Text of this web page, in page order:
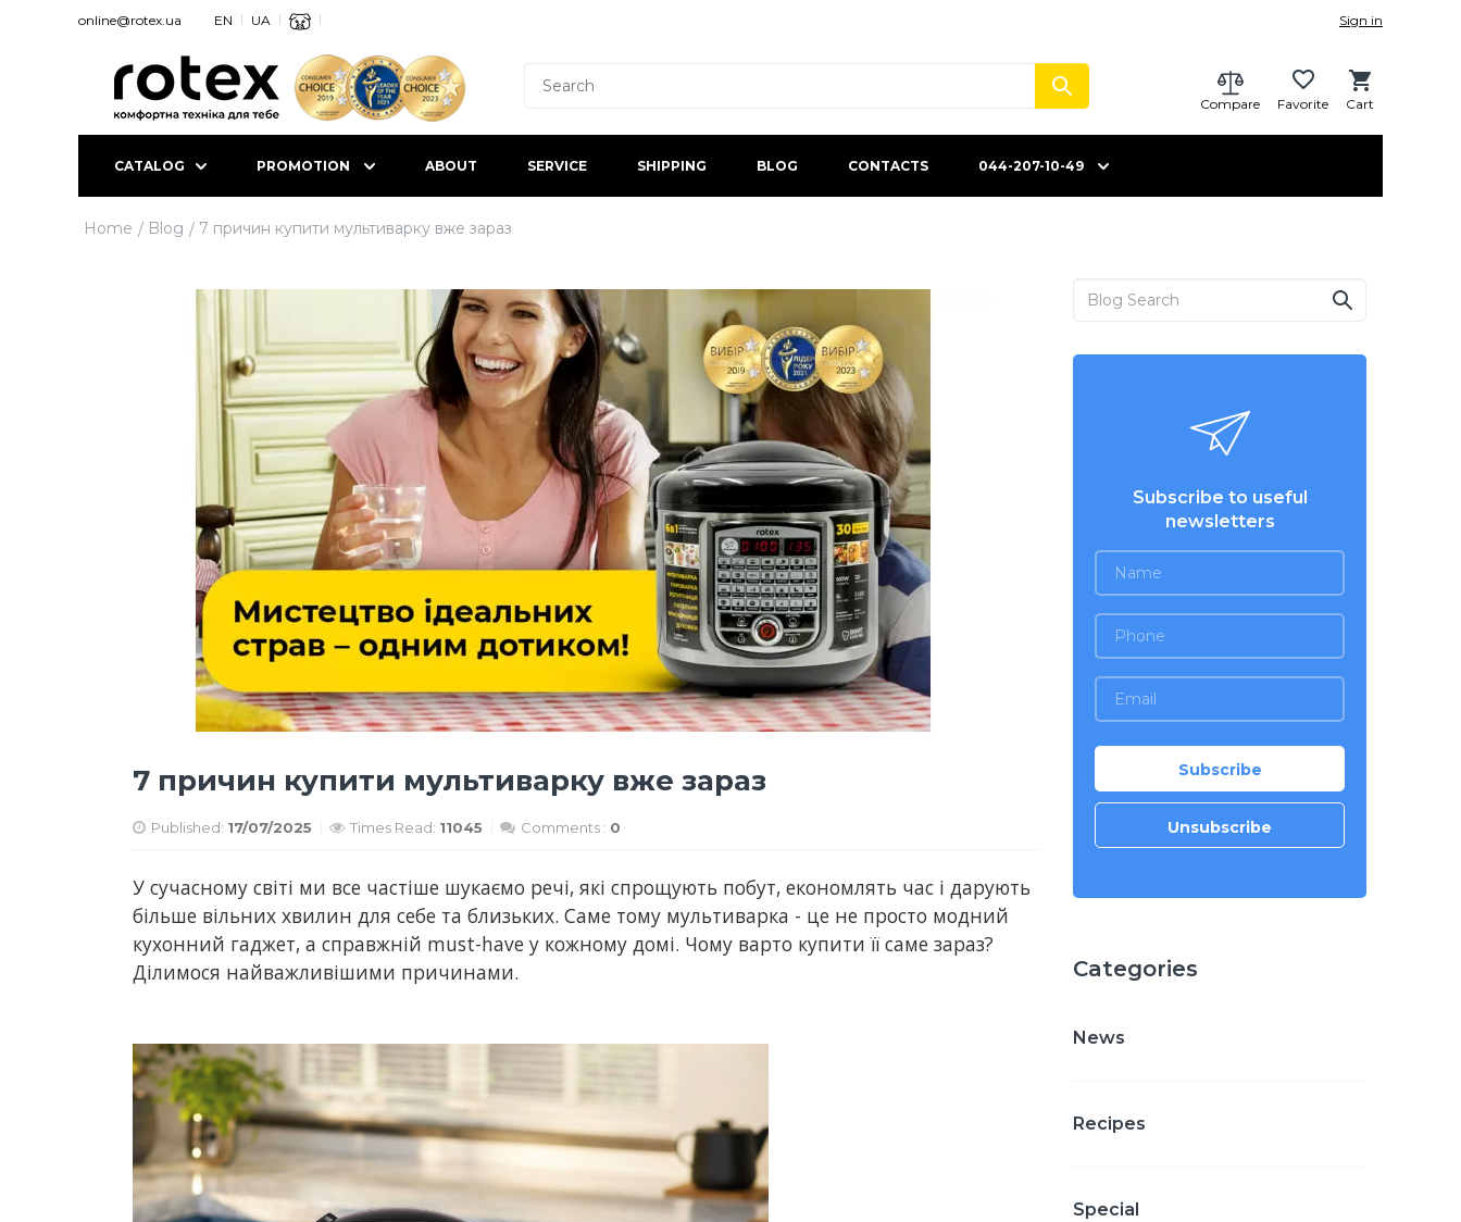
online@rotex.ua UA
EN Sign in
Cart
Favorite
Compare
CATALOG PROMOTION ABOUT SERVICE SHIPPING BLOG CONTACTS 044-207-10-49
Home Blog 7 причин купити мультиварку вже зараз
7 причин купити мультиварку вже зараз
Published: 17/07/2025 Times Read: 11045 Comments : 0
У сучасному світі ми все частіше шукаємо речі, які спрощують побут, економлять час і дарують
більше вільних хвилин для себе та близьких. Саме тому мультиварка - це не просто модний
кухонний гаджет, а справжній must-have у кожному домі. Чому варто купити її саме зараз?
Ділимося найважливішими причинами.
Subscribe to useful
newsletters
Categories
News
Recipes
Special